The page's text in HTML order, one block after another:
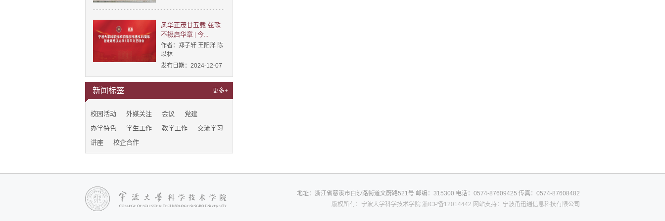
风华正茂廿五载·弦歌
不辍启华章 | 今...
作者：郑子轩 王阳洋 陈
以林
发布日期：2024-12-07
新闻标签 更多+
校园活动 外媒关注 会议
党建
办学特色
学生工作 教学工作
交流学习
讲座
校企合作
地址：浙江省慈溪市白沙路街道文蔚路521号 邮编：315300 电话：0574-87609425 传真：0574-87608482
版权所有：宁波大学科学技术学院 浙ICP备12014442 网站支持：宁波甬迅通信息科技有限公司